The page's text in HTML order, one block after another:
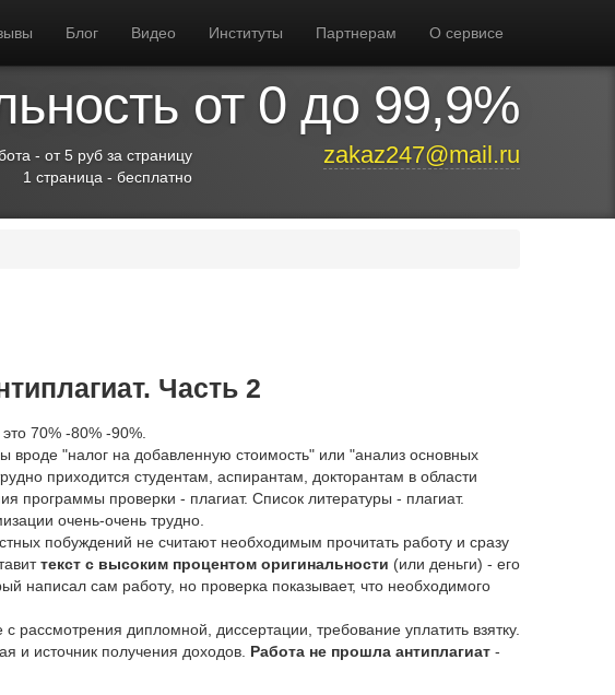
Блог Видео Институты Партнерам О сервисе
от 0 до 99,9%
- от 5 руб за страницу
1 страница - бесплатно
zakaz247@mail.ru
Часть 2
это 70% -80% -90%.
вроде "налог на добавленную стоимость" или "анализ основных
приходится студентам, аспирантам, докторантам в области
программы проверки - плагиат. Список литературы - плагиат.
очень-очень трудно.
побуждений не считают необходимым прочитать работу и сразу
текст с высоким процентом оригинальности (или деньги) - его
написал сам работу, но проверка показывает, что необходимого
рассмотрения дипломной, диссертации, требование уплатить взятку.
и источник получения доходов. Работа не прошла антиплагиат -